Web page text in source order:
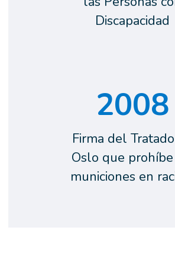
Discapacidad
2008
Firma del
Oslo que
municiones en